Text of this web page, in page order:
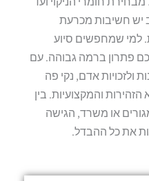
יש חשיבות מכרעת
למי שמחפשים סיוע
פתרון ברמה גבוהה. עם
ולזכויות אדם, נקי פה
והמקצועיות. בין
או משרד, הגישה
את כל ההבדל.